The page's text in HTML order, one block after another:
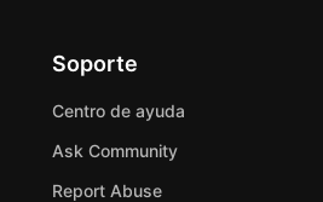
Soporte
Centro de ayuda
Ask Community
Report Abuse